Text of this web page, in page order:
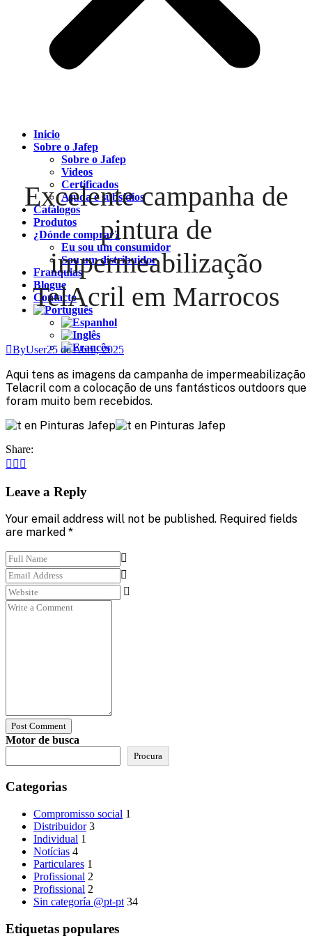
Inicio
Sobre o Jafep
Sobre o Jafep
Videos
Certificados
Ajuda e subsídios
Catálogos
Produtos
¿Dónde comprar?
Eu sou um consumidor
Sou um distribuidor
Franquias
Blogue
Contacto
Excelente campanha de
pintura de
impermeabilização
TelAcril em Marrocos
ByUser25 de Abril, 2025
Aqui tens as imagens da campanha de impermeabilização
Telacril com a colocação de uns fantásticos outdoors que
foram muito bem recebidos.
Share:
Leave a Reply
Your email address will not be published. Required fields
are marked *
Post Comment
Motor de busca
Procura
Categorias
Compromisso social 1
Distribuidor 3
Individual 1
Notícias 4
Particulares 1
Profissional 2
Profissional 2
Sin categoría @pt-pt 34
Etiquetas populares